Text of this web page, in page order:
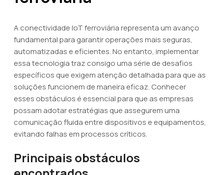
A conectividade IoT ferroviária representa um avanço
fundamental para garantir operações mais seguras,
automatizadas e eficientes. No entanto, implementar
essa tecnologia traz consigo uma série de desafios
específicos que exigem atenção detalhada para que as
soluções funcionem de maneira eficaz. Conhecer
esses obstáculos é essencial para que as empresas
possam adotar estratégias que assegurem uma
comunicação fluida entre dispositivos e equipamentos,
evitando falhas em processos críticos.
Principais obstáculos